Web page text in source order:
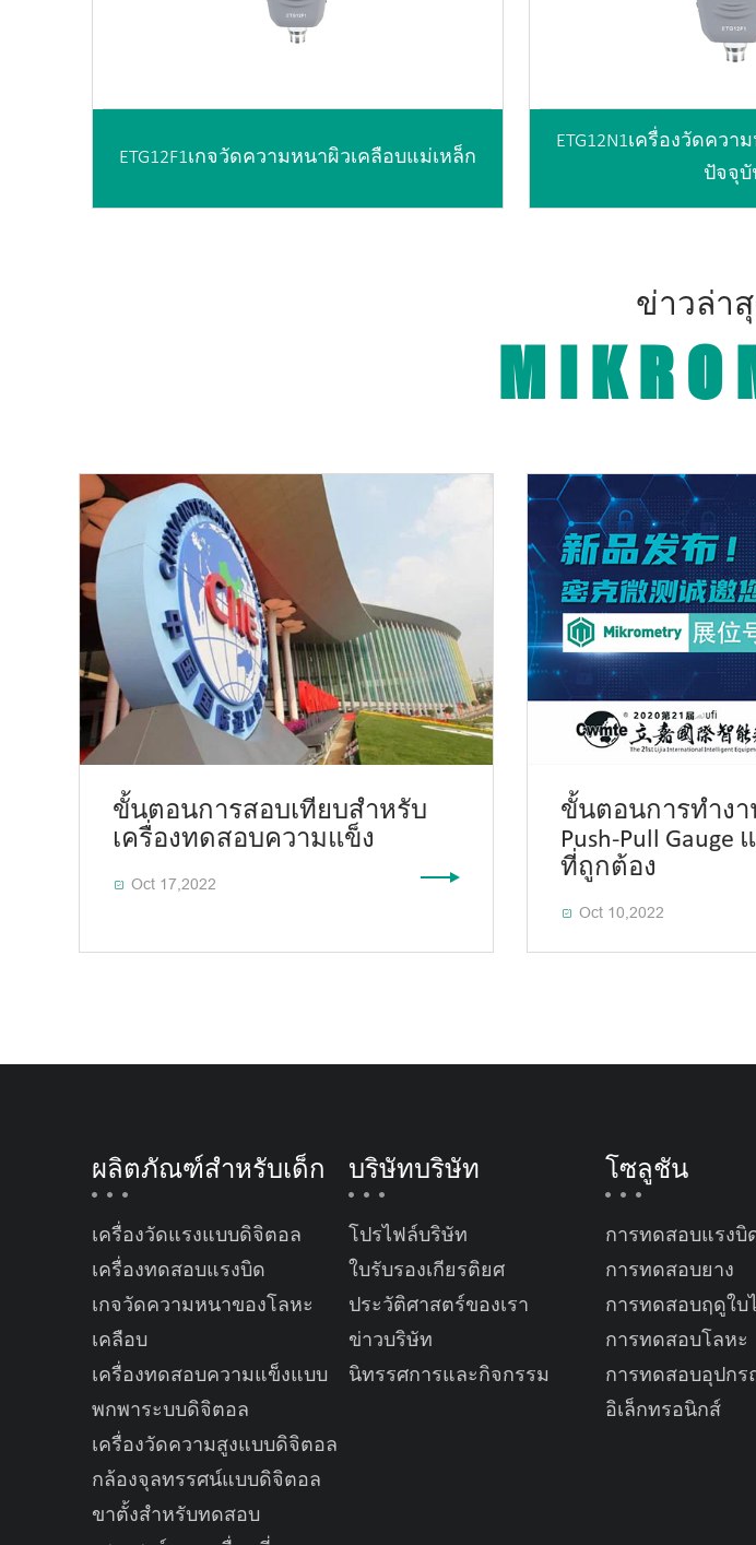
ETG12F1เกจวัดความหนาผิวเคลือบแม่เหล็ก
ETG12N1เครื่องวัดควา
ปัจจุ
ข่าวล่า
ขั้นตอนการสอบเทียบสำหรับ
เครื่องทดสอบความแข็ง
 Oct 17,2022
ขั้นตอนการทำงา
Push-Pull
ที่ถูกต้อง
 Oct 10,2022
ผลิตภัณฑ์สำหรับเด็ก
เครื่องวัดแรงแบบดิจิตอล
เครื่องทดสอบแรงบิด
เกจวัดความหนาของโลหะ
เคลือบ
เครื่องทดสอบความแข็งแบบ
พกพาระบบดิจิตอล
เครื่องวัดความสูงแบบดิจิตอล
กล้องจุลทรรศน์แบบดิจิตอล
ขาตั้งสำหรับทดสอบ
บริษัทบริษัท
โปรไฟล์บริษัท
ใบรับรองเกียรติยศ
ประวัติศาสตร์ของเรา
ข่าวบริษัท
นิทรรศการและกิจกรรม
โซลูชัน
การทดสอบแรงบิ
การทดสอบยาง
การทดสอบฤดูใบ
การทดสอบโลหะ
การทดสอบอุปก
อิเล็กทรอนิกส์